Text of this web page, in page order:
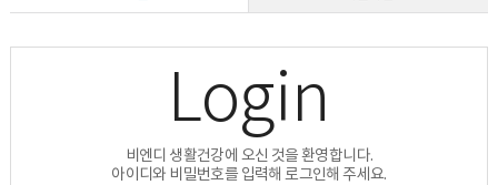
Login
비엔디 생활건강에 오신 것을 환영합니다.
아이디와 비밀번호를 입력해 로그인해 주세요.